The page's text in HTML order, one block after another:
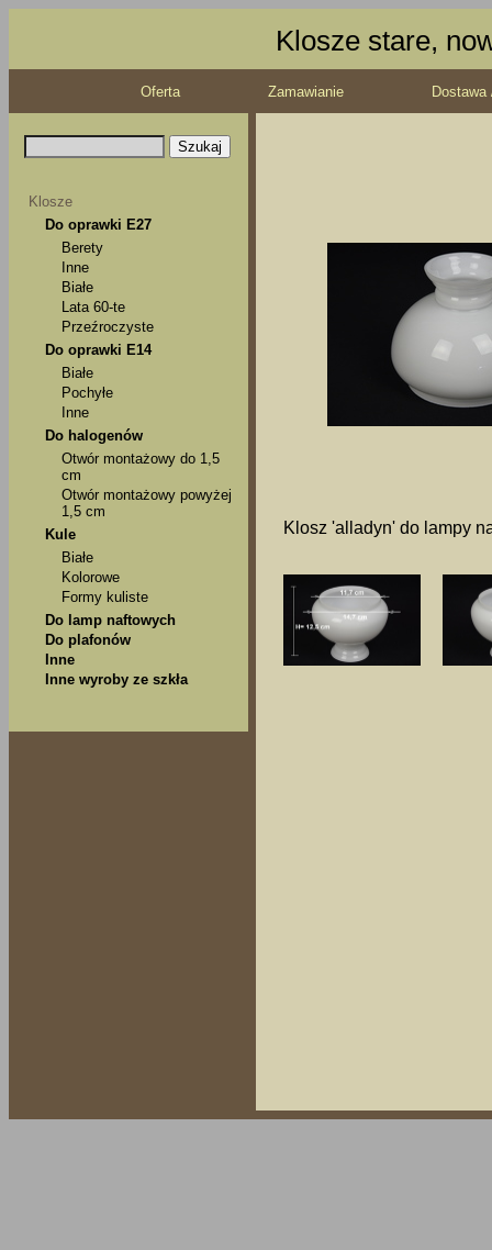
Klosze stare,
Oferta Zamawianie
Klosze
Do oprawki E27
Berety
Inne
Białe
Lata 60-te
Przeźroczyste
Do oprawki E14
Białe
Pochyłe
Inne
Do halogenów
Otwór montażowy do 1,5
cm
Otwór montażowy powyżej
1,5 cm
Kule
Białe
Kolorowe
Formy kuliste
Do lamp naftowych
Do plafonów
Inne
Inne wyroby ze szkła
Klosz 'alladyn' do lampy